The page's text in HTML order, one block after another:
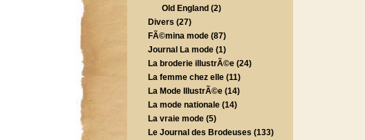
Old England (2)
Divers (27)
FÃ©mina mode (87)
Journal La mode (1)
La broderie illustrÃ©e (24)
La femme chez elle (11)
La Mode IllustrÃ©e (14)
La mode nationale (14)
La vraie mode (5)
Le Journal des Brodeuses (133)